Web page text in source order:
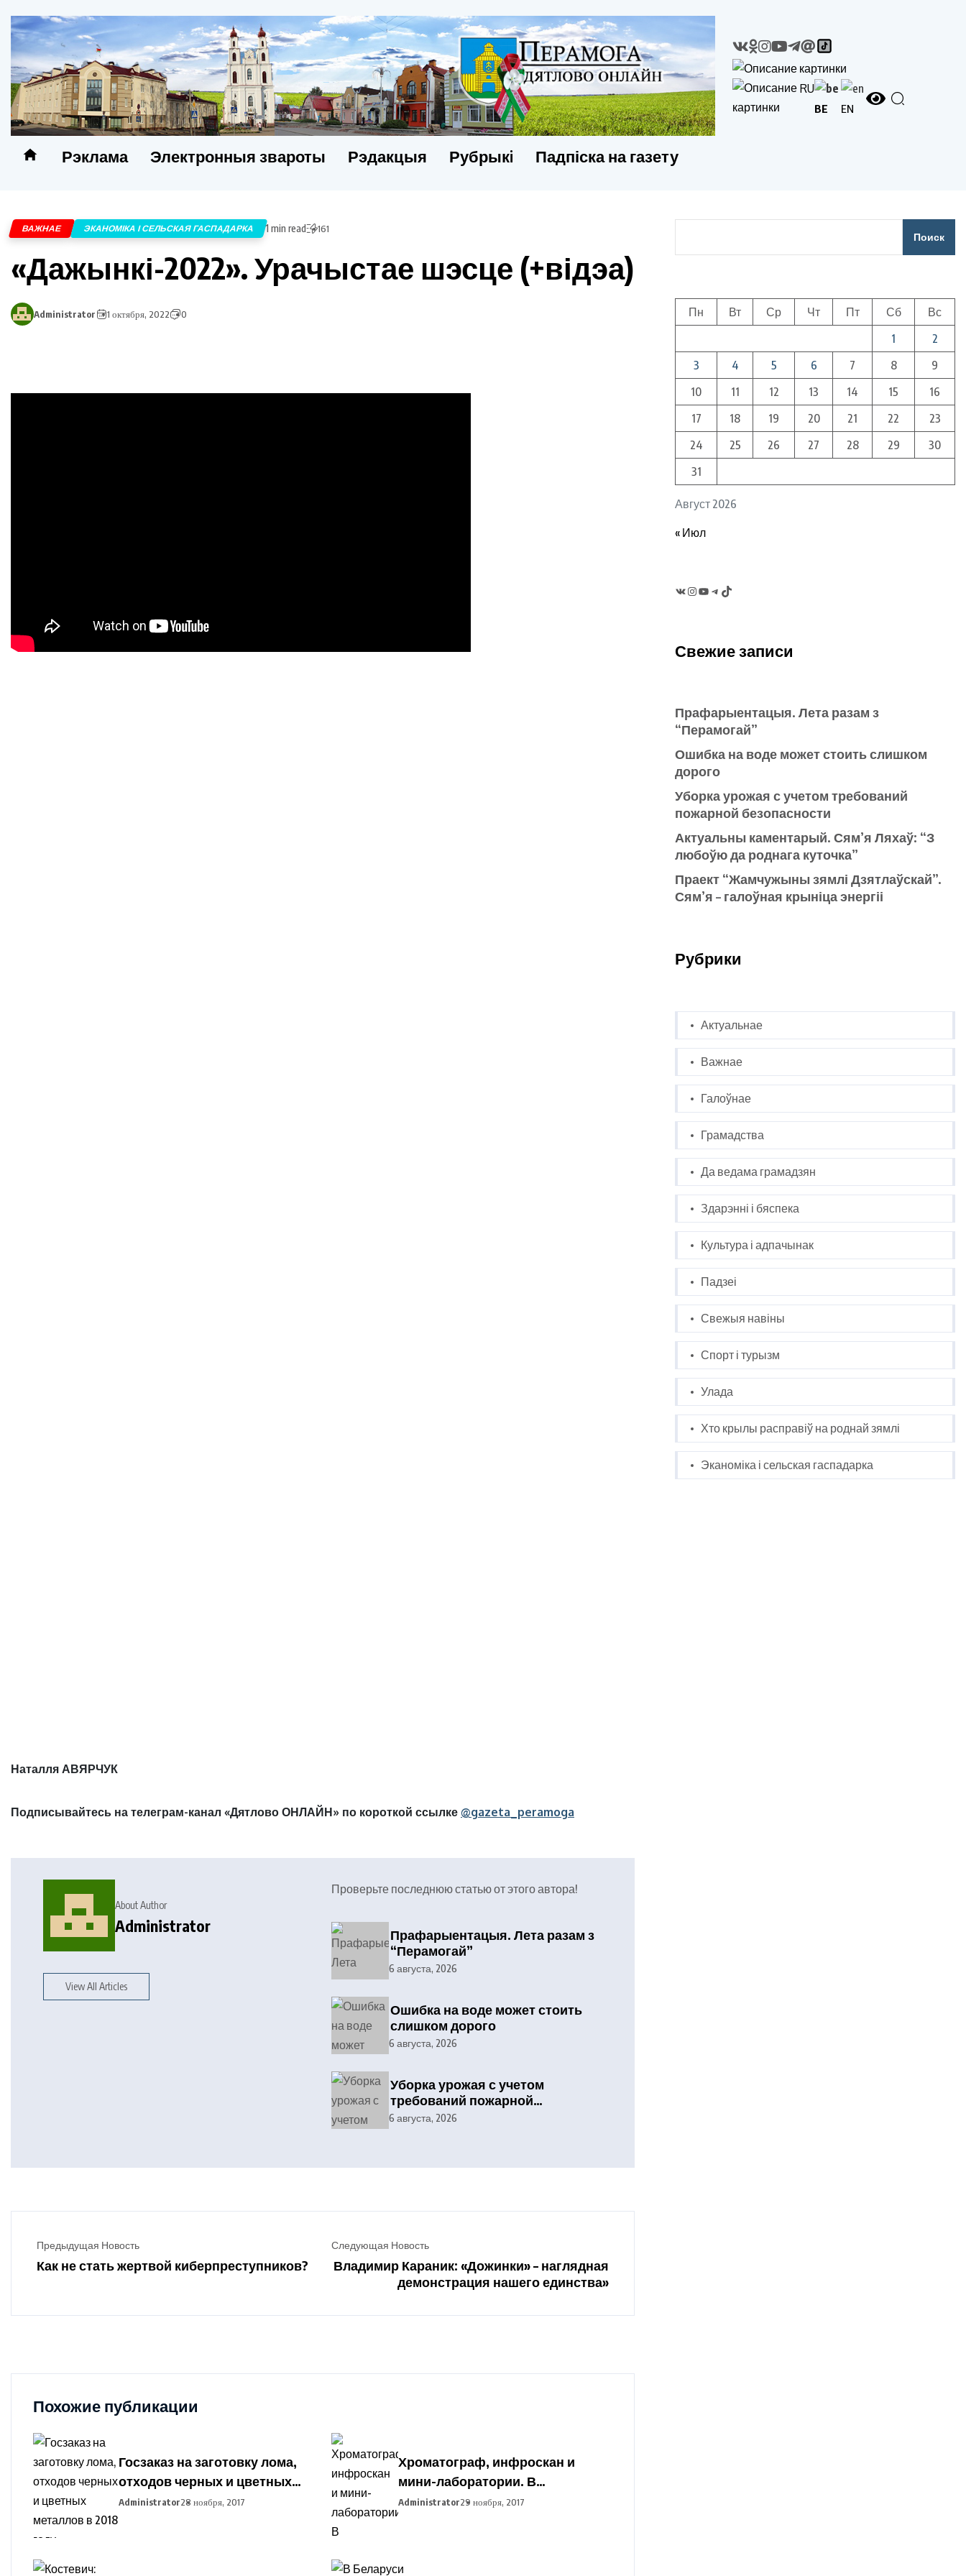
Рэклама Электронныя звароты Рэдакцыя Рубрыкi Падпіска на газету
RU
BE EN
ВАЖНАЕ ЭКАНОМІКА І СЕЛЬСКАЯ ГАСПАДАРКА 1 min read 161
«Дажынкі-2022». Урачыстае шэсце (+відэа)
Administrator 1 октября, 2022 0
Наталля АВЯРЧУК
Подписывайтесь на телеграм-канал «Дятлово ОНЛАЙН» по короткой ссылке @gazeta_peramoga
About Author
Administrator
View All Articles
Проверьте последнюю статью от этого автора!
Прафарыентацыя. Лета разам з
“Перамогай”
6 августа, 2026
Ошибка на воде может стоить
слишком дорого
6 августа, 2026
Уборка урожая с учетом
требований пожарной
безопасности
6 августа, 2026
Предыдущая Новость
Как не стать жертвой киберпреступников?
Следующая Новость
Владимир Караник: «Дожинки» – наглядная
демонстрация нашего единства»
Похожие публикации
Госзаказ на заготовку лома,
отходов черных и цветных
металлов в 2018 году
Administrator28 ноября, 2017
Хроматограф, инфроскан и
мини-лаборатории. В
Гродненский
агропромышленный парк
Administrator29 ноября, 2017
Поиск
Август 2026
Пн Вт Ср Чт Пт Сб
Вс
1
2
3
4 5 6 7 8
9
10
11 12 13 14 15
16
17
18 19 20 21 22
23
24
25 26 27 28 29
30
31
« Июл
Instagram
YouTubeTelegram
TikTok
Свежие записи
Прафарыентацыя. Лета разам з
“Перамогай”
Ошибка на воде может стоить слишком
дорого
Уборка урожая с учетом требований
пожарной безопасности
Актуальны каментарый. Сям’я Ляхаў: “З
любоўю да роднага куточка”
Праект “Жамчужыны зямлі Дзятлаўскай”.
Сям’я – галоўная крыніца энергіі
Рубрики
Актуальнае
Важнае
Галоўнае
Грамадства
Да ведама грамадзян
Здарэнні і бяспека
Культура і адпачынак
Падзеі
Свежыя навіны
Спорт і турызм
Улада
Хто крылы расправіў на роднай зямлі
Эканоміка і сельская гаспадарка